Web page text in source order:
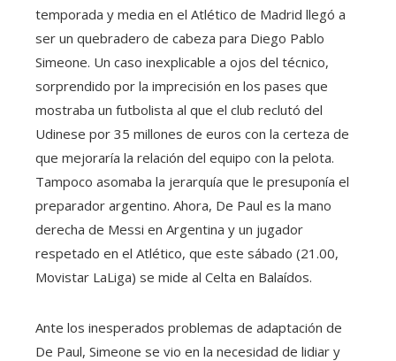
temporada y media en el Atlético de Madrid llegó a
ser un quebradero de cabeza para Diego Pablo
Simeone. Un caso inexplicable a ojos del técnico,
sorprendido por la imprecisión en los pases que
mostraba un futbolista al que el club reclutó del
Udinese por 35 millones de euros con la certeza de
que mejoraría la relación del equipo con la pelota.
Tampoco asomaba la jerarquía que le presuponía el
preparador argentino. Ahora, De Paul es la mano
derecha de Messi en Argentina y un jugador
respetado en el Atlético, que este sábado (21.00,
Movistar LaLiga) se mide al Celta en Balaídos.
Ante los inesperados problemas de adaptación de
De Paul, Simeone se vio en la necesidad de lidiar y